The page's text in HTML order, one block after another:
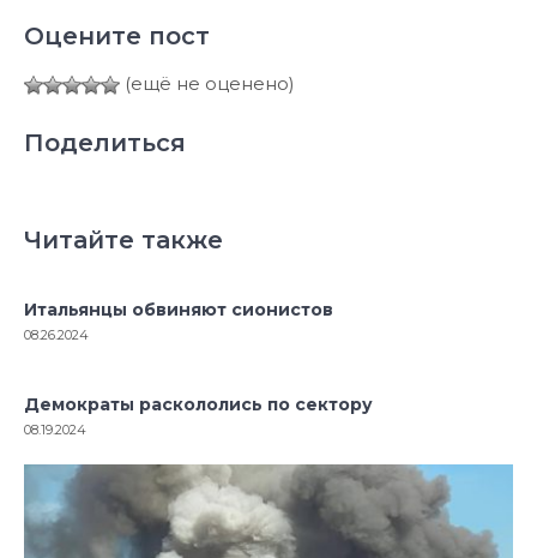
Оцените пост
(ещё не оценено)
Поделиться
Читайте также
Итальянцы обвиняют сионистов
08.26.2024
Демократы раскололись по сектору
08.19.2024